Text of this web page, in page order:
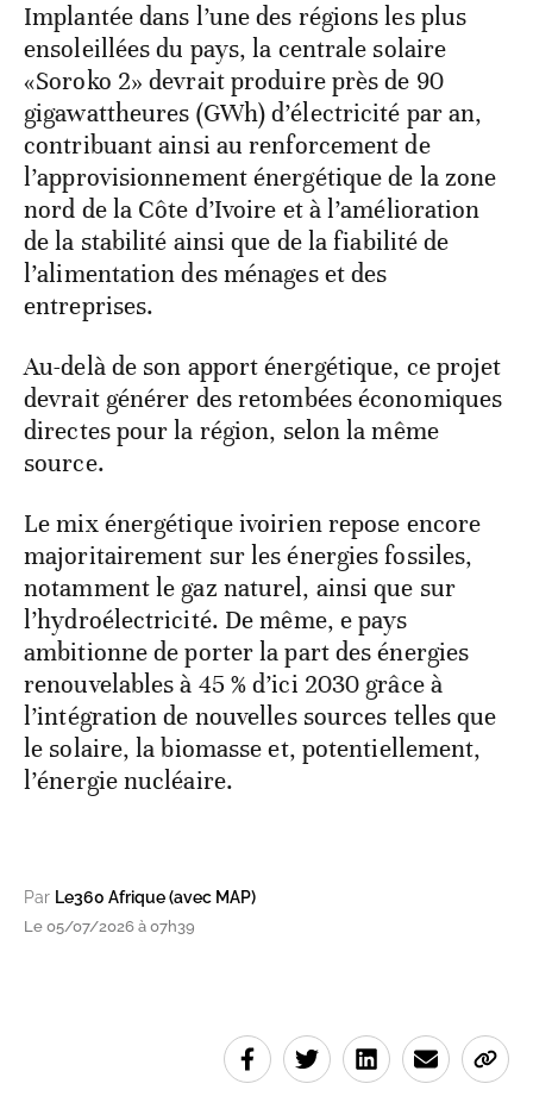
Implantée dans l’une des régions les plus
ensoleillées du pays, la centrale solaire
«Soroko 2» devrait produire près de 90
gigawattheures (GWh) d’électricité par an,
contribuant ainsi au renforcement de
l’approvisionnement énergétique de la zone
nord de la Côte d’Ivoire et à l’amélioration
de la stabilité ainsi que de la fiabilité de
l’alimentation des ménages et des
entreprises.
Au-delà de son apport énergétique, ce projet
devrait générer des retombées économiques
directes pour la région, selon la même
source.
Le mix énergétique ivoirien repose encore
majoritairement sur les énergies fossiles,
notamment le gaz naturel, ainsi que sur
l’hydroélectricité. De même, e pays
ambitionne de porter la part des énergies
renouvelables à 45 % d’ici 2030 grâce à
l’intégration de nouvelles sources telles que
le solaire, la biomasse et, potentiellement,
l’énergie nucléaire.
Par Le360 Afrique (avec MAP)
Le 05/07/2026 à 07h39